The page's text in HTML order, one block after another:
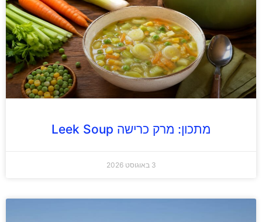
מתכון: מרק כרישה Leek Soup
3 באוגוסט 2026